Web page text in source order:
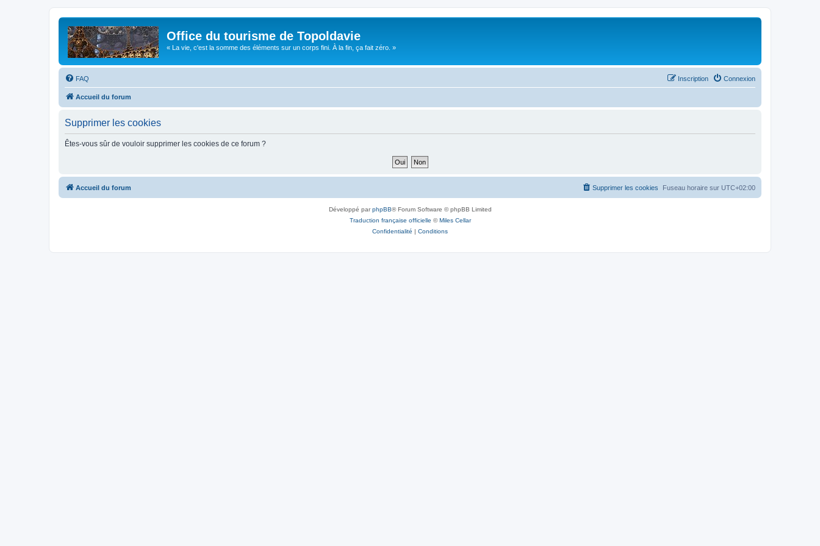
Office du tourisme de Topoldavie
« La vie, c'est la somme des éléments sur un corps fini. À la fin, ça fait zéro. »
FAQ Connexion
Inscription
Accueil du forum
Supprimer les cookies
Êtes-vous sûr de vouloir supprimer les cookies de ce forum ?
Accueil du forum Fuseau horaire sur UTC+02:00
Supprimer les cookies
Développé parphpBB® Forum Software © phpBB Limited
Traduction française officielle ©Miles Cellar
Confidentialité | Conditions